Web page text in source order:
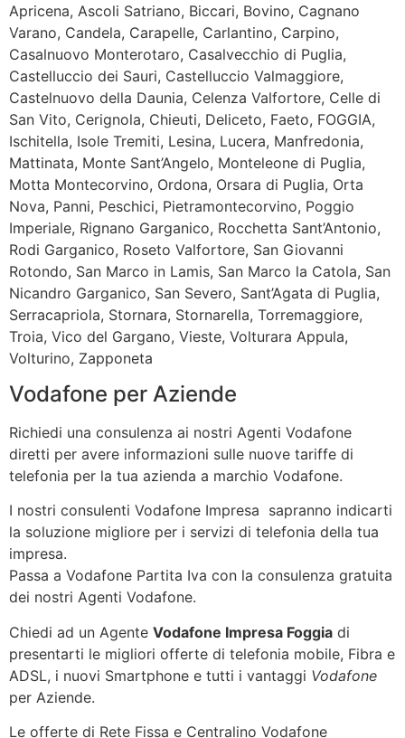
Apricena, Ascoli Satriano, Biccari, Bovino, Cagnano
Varano, Candela, Carapelle, Carlantino, Carpino,
Casalnuovo Monterotaro, Casalvecchio di Puglia,
Castelluccio dei Sauri, Castelluccio Valmaggiore,
Castelnuovo della Daunia, Celenza Valfortore, Celle di
San Vito, Cerignola, Chieuti, Deliceto, Faeto, FOGGIA,
Ischitella, Isole Tremiti, Lesina, Lucera, Manfredonia,
Mattinata, Monte Sant’Angelo, Monteleone di Puglia,
Motta Montecorvino, Ordona, Orsara di Puglia, Orta
Nova, Panni, Peschici, Pietramontecorvino, Poggio
Imperiale, Rignano Garganico, Rocchetta Sant’Antonio,
Rodi Garganico, Roseto Valfortore, San Giovanni
Rotondo, San Marco in Lamis, San Marco la Catola, San
Nicandro Garganico, San Severo, Sant’Agata di Puglia,
Serracapriola, Stornara, Stornarella, Torremaggiore,
Troia, Vico del Gargano, Vieste, Volturara Appula,
Volturino, Zapponeta
Vodafone per Aziende
Richiedi una consulenza ai nostri Agenti Vodafone
diretti per avere informazioni sulle nuove tariffe di
telefonia per la tua azienda a marchio Vodafone.
I nostri consulenti Vodafone Impresa sapranno indicarti
la soluzione migliore per i servizi di telefonia della tua
impresa.
Passa a Vodafone Partita Iva con la consulenza gratuita
dei nostri Agenti Vodafone.
Chiedi ad un Agente Vodafone Impresa Foggia di
presentarti le migliori offerte di telefonia mobile, Fibra e
ADSL, i nuovi Smartphone e tutti i vantaggi Vodafone
per Aziende.
Le offerte di Rete Fissa e Centralino Vodafone